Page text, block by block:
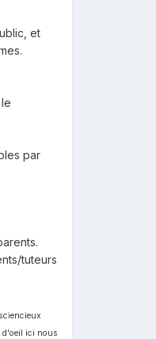
et
par
tuteurs
d'oeil ici nous